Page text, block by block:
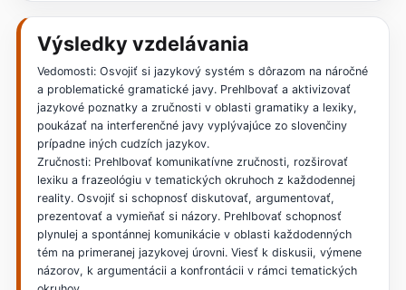
Výsledky vzdelávania
Vedomosti: Osvojiť si jazykový systém s dôrazom na náročné
a problematické gramatické javy. Prehlbovať a aktivizovať
jazykové poznatky a zručnosti v oblasti gramatiky a lexiky,
poukázať na interferenčné javy vyplývajúce zo slovenčiny
prípadne iných cudzích jazykov.
Zručnosti: Prehlbovať komunikatívne zručnosti, rozširovať
lexiku a frazeológiu v tematických okruhoch z každodennej
reality. Osvojiť si schopnosť diskutovať, argumentovať,
prezentovať a vymieňať si názory. Prehlbovať schopnosť
plynulej a spontánnej komunikácie v oblasti každodenných
tém na primeranej jazykovej úrovni. Viesť k diskusii, výmene
názorov, k argumentácii a konfrontácii v rámci tematických